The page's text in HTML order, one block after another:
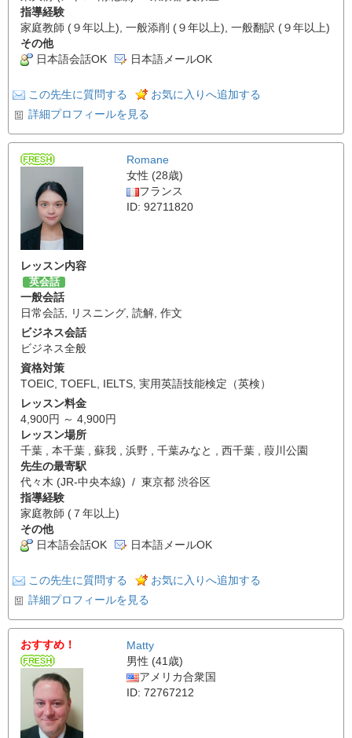
指導経験
家庭教師 (９年以上), 一般添削 (９年以上), 一般翻訳 (９年以上)
その他
日本語会話OK
日本語メールOK
この先生に質問する
お気に入りへ追加する
詳細プロフィールを見る
Romane
女性 (28歳)
フランス
ID: 92711820
レッスン内容
英会話
一般会話
日常会話
リスニング 読解 作文
ビジネス会話
ビジネス全般
資格対策
TOEIC TOEFL IELTS 実用英語技能検定（英検）
レッスン料金
4,900円 ～ 4,900円
レッスン場所
千葉 , 本千葉 , 蘇我 , 浜野 , 千葉みなと , 西千葉 , 葭川公園
先生の最寄駅
代々木 (JR-中央本線) / 東京都 渋谷区
指導経験
家庭教師 (７年以上)
その他
日本語会話OK
日本語メールOK
この先生に質問する
お気に入りへ追加する
詳細プロフィールを見る
おすすめ！
Matty
男性 (41歳)
アメリカ合衆国
ID: 72767212